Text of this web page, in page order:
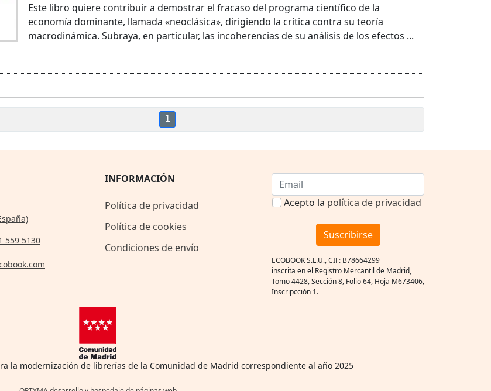
Este libro quiere contribuir a demostrar el fracaso del programa científico de la
economía dominante, llamada «neoclásica», dirigiendo la crítica contra su teoría
macrodinámica. Subraya, en particular, las incoherencias de su análisis de los efectos ...
1
559 5130
INFORMACIÓN
Política de privacidad
Política de cookies
Condiciones de envío
Acepto la política de privacidad
Suscribirse
ECOBOOK S.L.U., CIF: B78664299
inscrita en el Registro Mercantil de Madrid,
Tomo 4428, Sección 8, Folio 64, Hoja M673406,
Inscripcción 1.
la modernización de librerías de la Comunidad de Madrid correspondiente al año 2025